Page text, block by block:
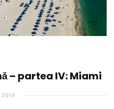
– partea IV: Miami